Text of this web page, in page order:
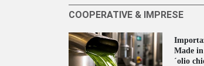
COOPERATIVE & IMPRESE
Made
´olio